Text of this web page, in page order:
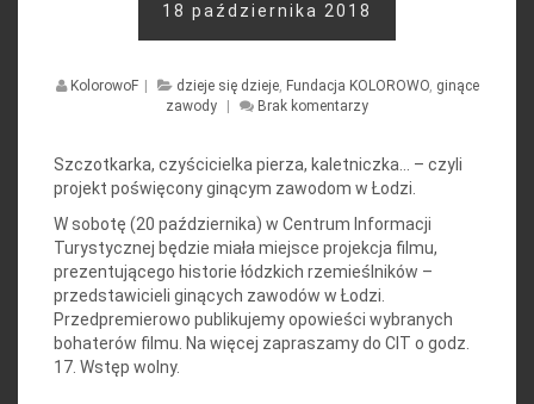
18 października 2018
KolorowoF dzieje się dzieje, Fundacja KOLOROWO, ginące
zawody
Brak komentarzy
Szczotkarka, czyścicielka pierza, kaletniczka… – czyli
projekt poświęcony ginącym zawodom w Łodzi.
W sobotę (20 października) w Centrum Informacji
Turystycznej będzie miała miejsce projekcja filmu,
prezentującego historie łódzkich rzemieślników –
przedstawicieli ginących zawodów w Łodzi.
Przedpremierowo publikujemy opowieści wybranych
bohaterów filmu. Na więcej zapraszamy do CIT o godz.
17. Wstęp wolny.